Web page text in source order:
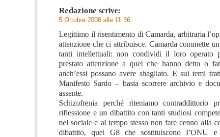
Redazione scrive:
5 Ottobre 2008 alle 11:36
Legittimo il risentimento di Camarda, arbitraria
attenzione che ci attribuisce. Camarda commette
tanti intellettuali: non condividi il loro operato
prestato attenzione a quel che hanno detto o
anch’essi possano avere sbagliato. E sui temi
Manifesto Sardo – basta scorrere archivio e
assente.
Schizofrenia perché riteniamo contraddittorio
riflessione e un dibattito con tanti studiosi
nel sociale e al tempo stesso non fare cenno alla
dibattito, quei G8 che sostituiscono l’ONU e